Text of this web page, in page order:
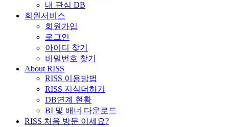
내 관심 DB
회원서비스
회원가입
로그인
아이디 찾기
비밀번호 찾기
About RISS
RISS 이용방법
RISS 지식더하기
DB연계 현황
BI 및 배너 다운로드
RISS 처음 방문 이세요?